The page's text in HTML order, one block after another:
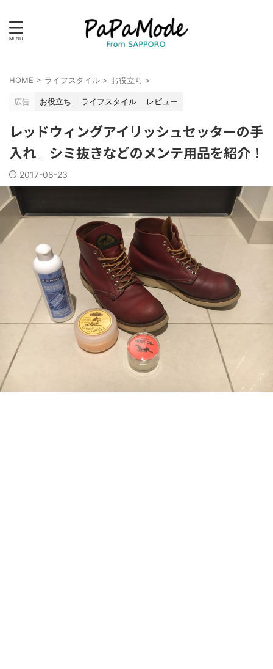
HOME > ライフスタイル > お役立ち >
広告 お役立ち ライフスタイル レビュー
レッドウィングアイリッシュセッターの手
入れ｜シミ抜きなどのメンテ用品を紹介！
2017-08-23